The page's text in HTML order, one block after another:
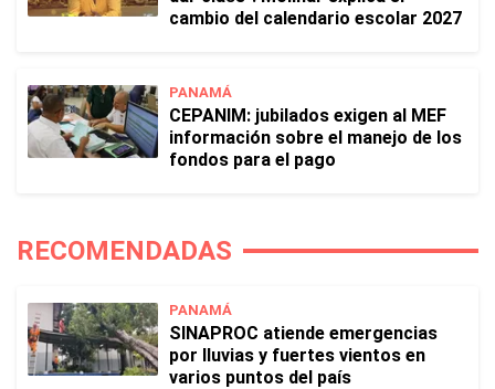
cambio del calendario escolar 2027
PANAMÁ
CEPANIM: jubilados exigen al MEF
información sobre el manejo de los
fondos para el pago
RECOMENDADAS
PANAMÁ
SINAPROC atiende emergencias
por lluvias y fuertes vientos en
varios puntos del país